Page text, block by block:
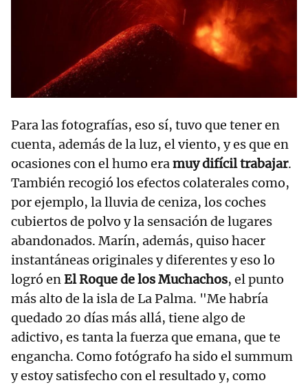
Para las fotografías, eso sí, tuvo que tener en
cuenta, además de la luz, el viento, y es que en
ocasiones con el humo eramuy difícil trabajar.
También recogió los efectos colaterales como,
por ejemplo, la lluvia de ceniza, los coches
cubiertos de polvo y la sensación de lugares
abandonados. Marín, además, quiso hacer
instantáneas originales y diferentes y eso lo
logró enEl Roque de los Muchachos, el punto
más alto de la isla de La Palma. "Me habría
quedado 20 días más allá, tiene algo de
adictivo, es tanta la fuerza que emana, que te
engancha. Como fotógrafo ha sido el summum
y estoy satisfecho con el resultado y, como